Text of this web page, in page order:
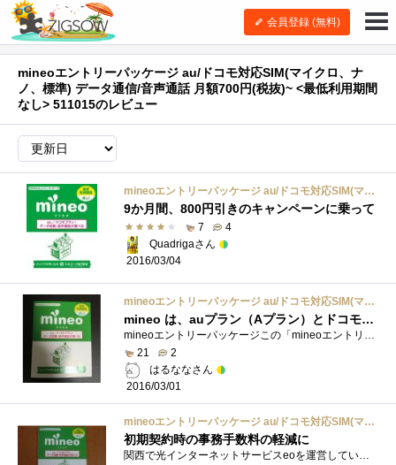
会員登録 (無料)
mineoエントリーパッケージ au/ドコモ対応SIM(マイクロ、ナ
ノ、標準) データ通信/音声通話 月額700円(税抜)~ <最低利用期間
なし> 511015のレビュー
mineoエントリーパッケージ au/ドコモ対応SIM(マイクロ、ナノ、標準) データ通信/音声通話 月額700円(税抜)~ <最低利用期間なし> 511015
9か月間、800円引きのキャンペーンに乗って
7
4
Quadrigaさん
2016/03/04
mineoエントリーパッケージ au/ドコモ対応SIM(マイクロ、ナノ、標準) データ通信/音声通話 月額700円(税抜)~ <最低利用期間なし> 511015
mineo は、auプラン（Aプラン）とドコモプラン（Dプラン）を選ぶことができる激安MVMOです。
mineoエントリーパッケージこの「mineoエントリーパッケージ」を使うと、初期費用3000円が無料になります。 amazonで、972円で購入できます。(購入し...
21
2
はるななさん
2016/03/01
mineoエントリーパッケージ au/ドコモ対応SIM(マイクロ、ナノ、標準) データ通信/音声通話 月額700円(税抜)~ <最低利用期間なし> 511015
初期契約時の事務手数料の軽減に